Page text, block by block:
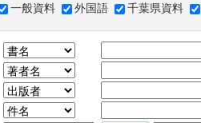
一般資料 外国語 千葉県資料